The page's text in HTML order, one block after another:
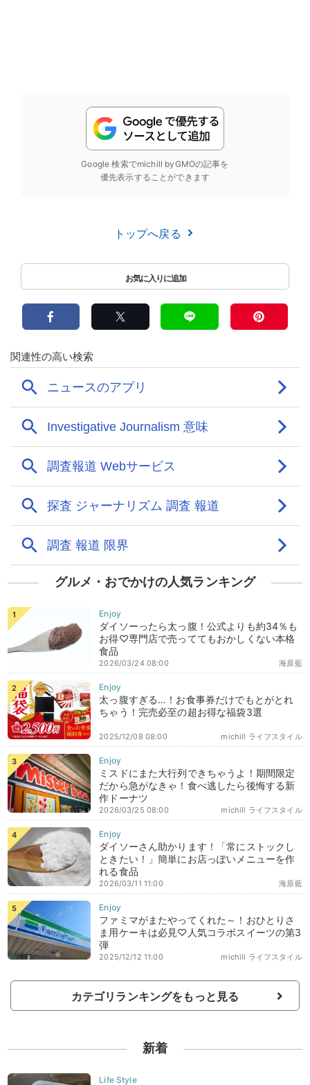
Google 検索でmichill byGMOの記事を
優先表示することができます
トップへ戻る
グルメ・おでかけの人気ランキング
ダイソーったら太っ腹！公式よりも約34％も
お得♡専門店で売っててもおかしくない本格
食品
海原藍
2026/03/24 08:00
太っ腹すぎる…！お食事券だけでもとがとれ
ちゃう！完売必至の超お得な福袋3選
michill ライフスタイル
2025/12/08 08:00
ミスドにまた大行列できちゃうよ！期間限定
だから急がなきゃ！食べ逃したら後悔する新
作ドーナツ
michill ライフスタイル
2026/03/25 08:00
ダイソーさん助かります！「常にストックし
ときたい！」簡単にお店っぽいメニューを作
れる食品
海原藍
2026/03/11 11:00
ファミマがまたやってくれた～！おひとりさ
ま用ケーキは必見♡人気コラボスイーツの第3
弾
michill ライフスタイル
2025/12/12 11:00
カテゴリランキングをもっと見る
新着